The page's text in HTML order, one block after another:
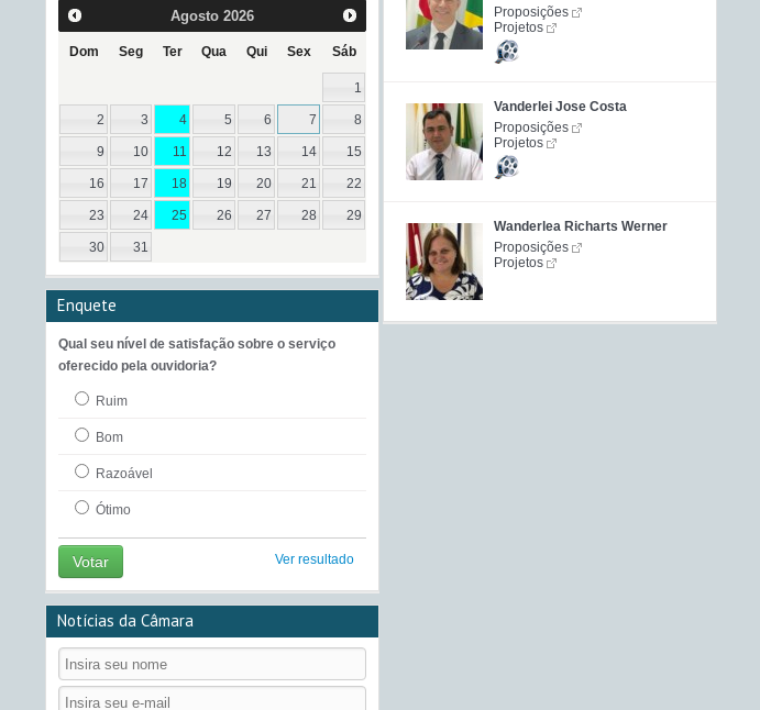
Proposições
Projetos
Vanderlei Jose Costa
Proposições
Projetos
Wanderlea Richarts Werner
Proposições
Projetos
Agosto 2026
Dom Seg Ter Qua Qui Sex Sáb
1
2 3 4 5 6 7 8
9 10 11 12 13 14 15
16 17 18 19 20 21 22
23 24 25 26 27 28 29
30 31
Enquete
Qual seu nível de satisfação sobre o serviço
oferecido pela ouvidoria?
Ruim
Bom
Razoável
Ótimo
Votar Ver resultado
Notícias da Câmara